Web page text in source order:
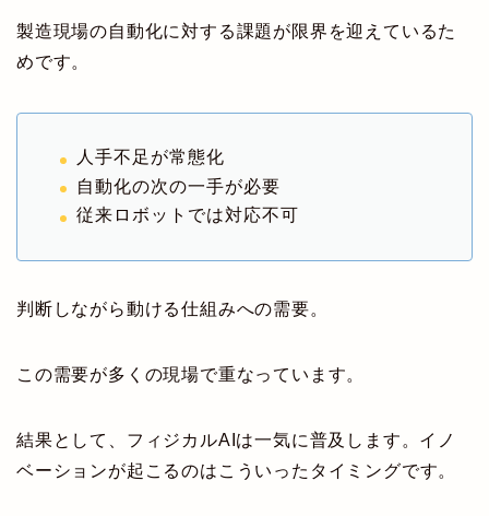
製造現場の自動化に対する課題が限界を迎えているた
めです。
人手不足が常態化
自動化の次の一手が必要
従来ロボットでは対応不可
判断しながら動ける仕組みへの需要。
この需要が多くの現場で重なっています。
結果として、フィジカルAIは一気に普及します。イノ
ベーションが起こるのはこういったタイミングです。